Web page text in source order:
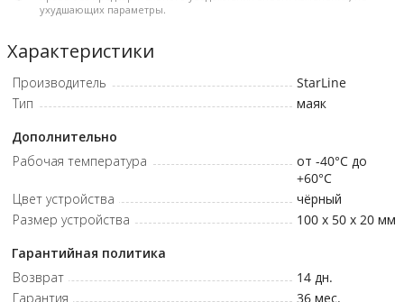
Простота и удобство настройки, автоматическое
телематическому сервису
Интеллект
Мощный ARM процессор позволяет реализовать
установка внутреннего времени, параметров
подключения к сети Интернет, автоматический контроль
баланса и уведомление о необходимости пополнения
счета
Универсальность
Удобство интеграции в бортовую сеть легкового
Бесплатный мониторинг
ухудшающих параметры.
Характеристики
Производитель
StarLine
Тип
маяк
Дополнительно
Рабочая температура
от -40°C до
+60°C
Цвет устройства
чёрный
Размер устройства
100 x 50 x 20 мм
Гарантийная политика
Возврат
14 дн.
Гарантия
36 мес.